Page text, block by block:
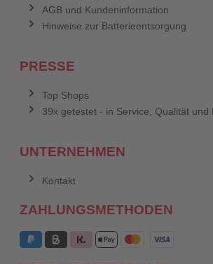
AGB und Kundeninformation
Hinweise zur Batterieentsorgung
PRESSE
Top Shops
39x getestet - in Service, Qualität und
UNTERNEHMEN
Kontakt
ZAHLUNGSMETHODEN